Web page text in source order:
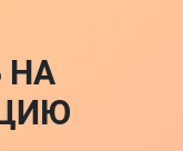
НА